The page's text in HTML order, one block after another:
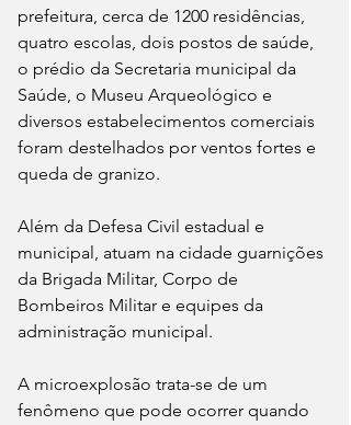
prefeitura, cerca de 1200 residências,
quatro escolas, dois postos de saúde,
o prédio da Secretaria municipal da
Saúde, o Museu Arqueológico e
diversos estabelecimentos comerciais
foram destelhados por ventos fortes e
queda de granizo.
Além da Defesa Civil estadual e
municipal, atuam na cidade guarnições
da Brigada Militar, Corpo de
Bombeiros Militar e equipes da
administração municipal.
A microexplosão trata-se de um
fenômeno que pode ocorrer quando